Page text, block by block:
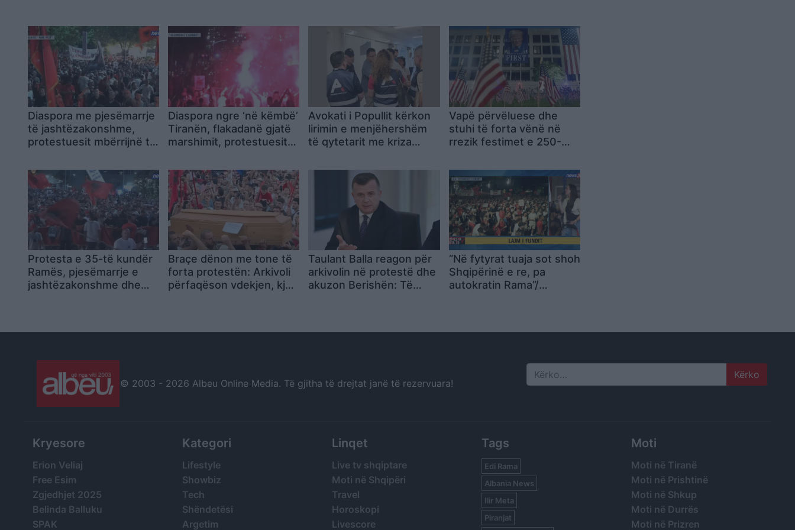
Diaspora me pjesëmarrje
të jashtëzakonshme,
protestuesit mbërrijnë te
çunat! Arrestoni Ramën
Diaspora ngre ‘në këmbë’
Tiranën, flakadanë gjatë
marshimit, protestuesit
rrugët e kryeqytetit
Avokati i Popullit kërkon
lirimin e menjëhershëm
të qytetarit me kriza
rrezikon jetën
Vapë përvëluese dhe
stuhi të forta vënë në
rrezik festimet e 250-
SHBA-së
Protesta e 35-të kundër
Ramës, pjesëmarrje e
jashtëzakonshme dhe
Braçe dënon me tone të
forta protestën: Arkivoli
përfaqëson vdekjen, kjo
Taulant Balla reagon për
arkivolin në protestë dhe
akuzon Berishën: Të
“Në fytyrat tuaja sot shoh
Shqipërinë e re, pa
autokratin Rama”/
© 2003 - 2026 Albeu Online Media. Të gjitha të drejtat janë të rezervuara! Search
Kryesore
Erion Veliaj
Free Esim
Zgjedhjet 2025
Belinda Balluku
SPAK
Kategori
Lifestyle
Showbiz
Tech
Shëndetësi
Argetim
Linqet
Live tv shqiptare
Moti në Shqipëri
Travel
Horoskopi
Livescore
Tags
Edi Rama
Albania News
Ilir Meta
Piranjat
Moti
Moti në Tiranë
Moti në Prishtinë
Moti në Shkup
Moti në Durrës
Moti në Prizren